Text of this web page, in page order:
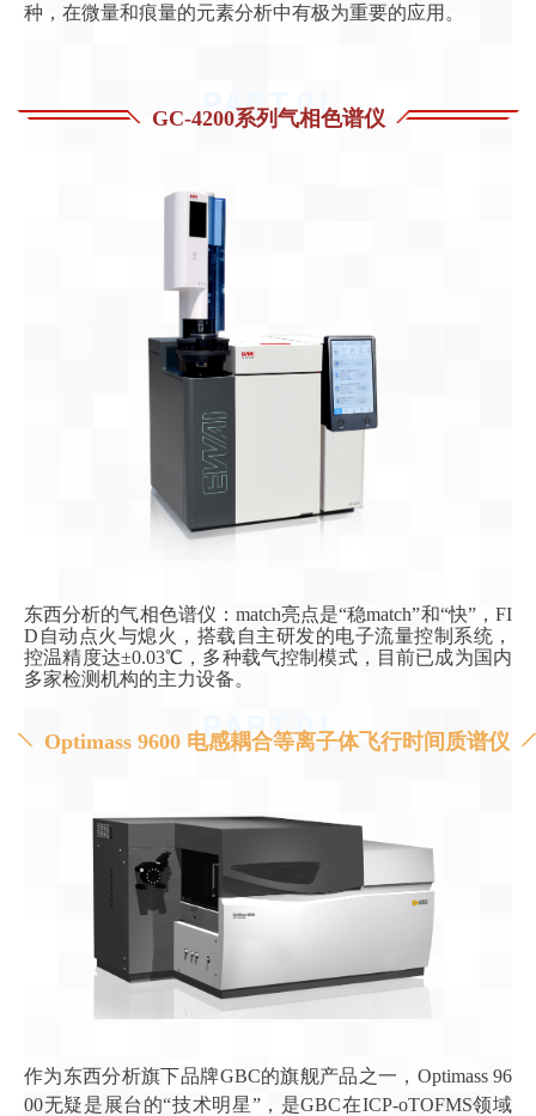
种，在微量和痕量的元素分析中有极为重要的应用。
PART.01
GC-4200系列气相色谱仪
东西分析的气相色谱仪：match亮点是“稳match”和“快”，FI
D自动点火与熄火，搭载自主研发的电子流量控制系统，
控温精度达±0.03℃，多种载气控制模式，目前已成为国内
多家检测机构的主力设备。
PART.01
Optimass 9600 电感耦合等离子体飞行时间质谱仪
作为东西分析旗下品牌GBC的旗舰产品之一，Optimass 96
00无疑是展台的“技术明星”，是GBC在ICP-oTOFMS领域